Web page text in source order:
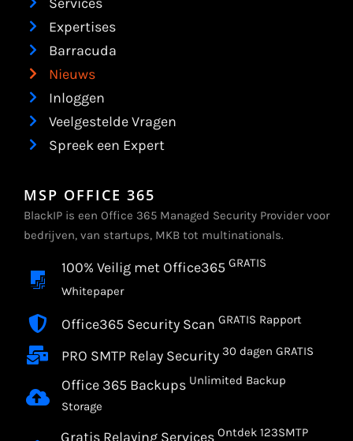
Expertises
Barracuda
Nieuws
Inloggen
Veelgestelde Vragen
Spreek een Expert
MSP OFFICE 365
BlackIP is een Office 365 Managed Security Provider voor
bedrijven, van startups, MKB tot multinationals.
100% Veilig met Office365 GRATIS
Whitepaper
Office365 Security Scan GRATIS Rapport
PRO SMTP Relay Security 30 dagen GRATIS
Office 365 Backups Unlimited Backup
Storage
Gratis Relaying ServicesOntdek 123SMTP